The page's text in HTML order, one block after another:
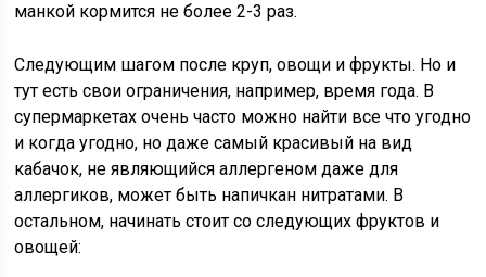
манкой кормится не более 2-3 раз.
Следующим шагом после круп, овощи и фрукты. Но и
тут есть свои ограничения, например, время года. В
супермаркетах очень часто можно найти все что угодно
и когда угодно, но даже самый красивый на вид
кабачок, не являющийся аллергеном даже для
аллергиков, может быть напичкан нитратами. В
остальном, начинать стоит со следующих фруктов и
овощей: